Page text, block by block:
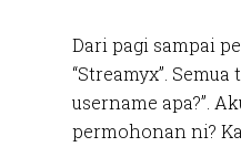
Dari pagi sampai
“Streamyx”.
username apa?”.
permohonan ni?